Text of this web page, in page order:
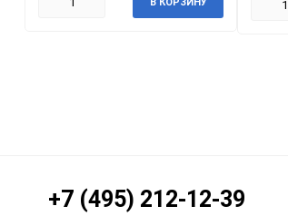
+7 (495) 212-12-39